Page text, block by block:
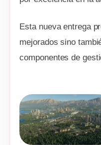
Esta nueva entrega
mejorados sino
componentes de